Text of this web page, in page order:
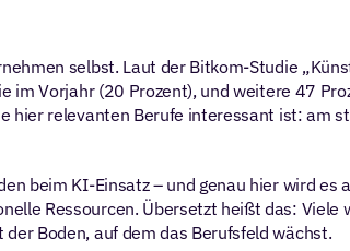
selbst. Laut der Bitkom-Studie
im Vorjahr (20 Prozent), und weitere 47
hier relevanten Berufe interessant ist: am
beim KI-Einsatz – und genau hier wird
Ressourcen. Übersetzt heißt das:
Boden, auf dem das Berufsfeld wächst.